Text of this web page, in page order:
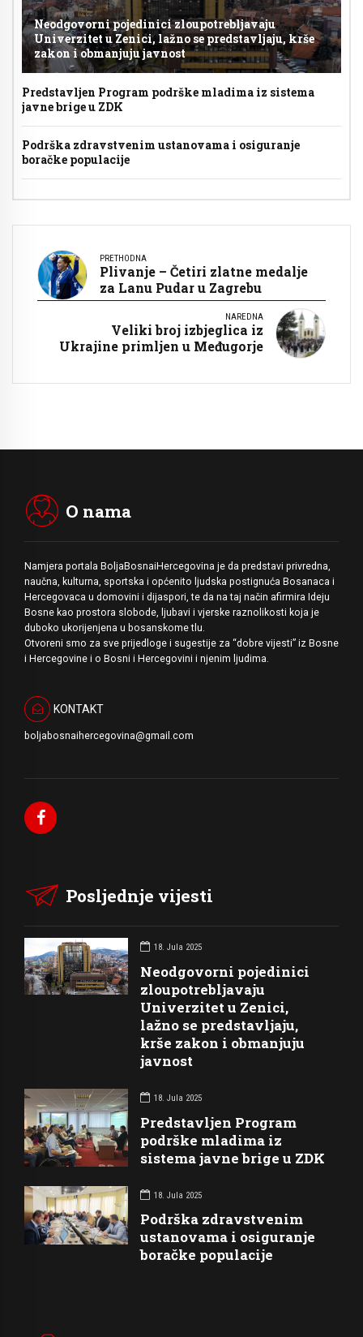
Neodgovorni pojedinici zloupotrebljavaju
Univerzitet u Zenici, lažno se predstavljaju, krše
zakon i obmanjuju javnost
Predstavljen Program podrške mladima iz sistema
javne brige u ZDK
Podrška zdravstvenim ustanovama i osiguranje
boračke populacije
PRETHODNA
Plivanje – Četiri zlatne medalje
za Lanu Pudar u Zagrebu
NAREDNA
Veliki broj izbjeglica iz
Ukrajine primljen u Međugorje
O nama
Namjera portala BoljaBosnaiHercegovina je da predstavi privredna,
naučna, kulturna, sportska i općenito ljudska postignuća Bosanaca i
Hercegovaca u domovini i dijaspori, te da na taj način afirmira Ideju
Bosne kao prostora slobode, ljubavi i vjerske raznolikosti koja je
duboko ukorijenjena u bosanskome tlu.
Otvoreni smo za sve prijedloge i sugestije za “dobre vijesti” iz Bosne
i Hercegovine i o Bosni i Hercegovini i njenim ljudima.
KONTAKT
boljabosnaihercegovina@gmail.com
Posljednje vijesti
18. Jula 2025
Neodgovorni pojedinici
zloupotrebljavaju
Univerzitet u Zenici,
lažno se predstavljaju,
krše zakon i obmanjuju
javnost
18. Jula 2025
Predstavljen Program
podrške mladima iz
sistema javne brige u ZDK
18. Jula 2025
Podrška zdravstvenim
ustanovama i osiguranje
boračke populacije